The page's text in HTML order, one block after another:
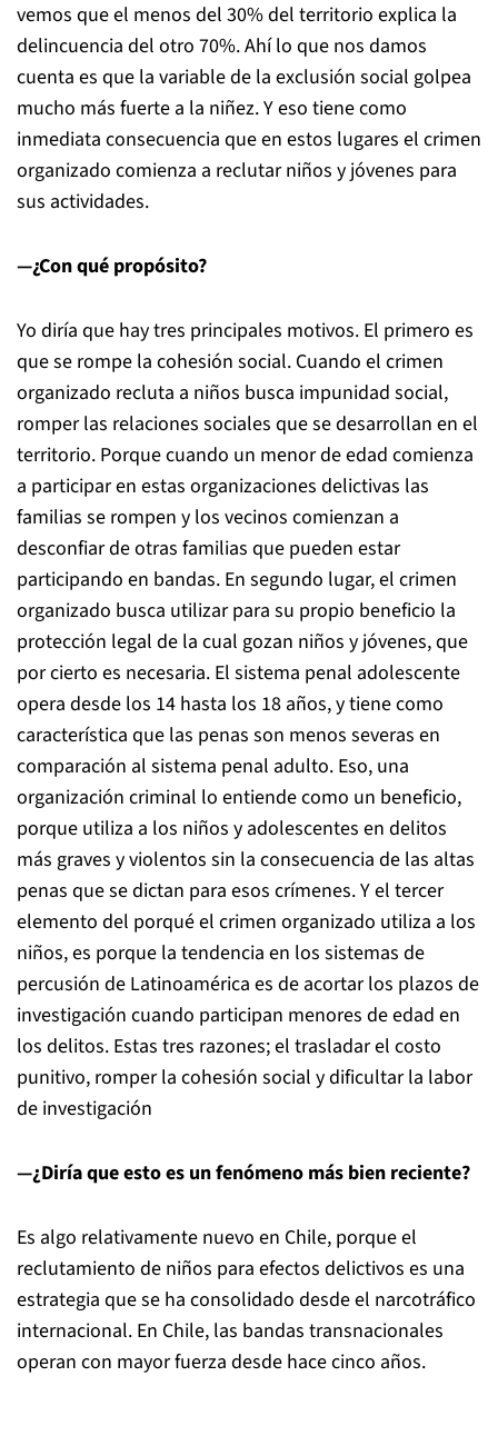
vemos que el menos del 30% del territorio explica la
delincuencia del otro 70%. Ahí lo que nos damos
cuenta es que la variable de la exclusión social golpea
mucho más fuerte a la niñez. Y eso tiene como
inmediata consecuencia que en estos lugares el crimen
organizado comienza a reclutar niños y jóvenes para
sus actividades.
—¿Con qué propósito?
Yo diría que hay tres principales motivos. El primero es
que se rompe la cohesión social. Cuando el crimen
organizado recluta a niños busca impunidad social,
romper las relaciones sociales que se desarrollan en el
territorio. Porque cuando un menor de edad comienza
a participar en estas organizaciones delictivas las
familias se rompen y los vecinos comienzan a
desconfiar de otras familias que pueden estar
participando en bandas. En segundo lugar, el crimen
organizado busca utilizar para su propio beneficio la
protección legal de la cual gozan niños y jóvenes, que
por cierto es necesaria. El sistema penal adolescente
opera desde los 14 hasta los 18 años, y tiene como
característica que las penas son menos severas en
comparación al sistema penal adulto. Eso, una
organización criminal lo entiende como un beneficio,
porque utiliza a los niños y adolescentes en delitos
más graves y violentos sin la consecuencia de las altas
penas que se dictan para esos crímenes. Y el tercer
elemento del porqué el crimen organizado utiliza a los
niños, es porque la tendencia en los sistemas de
percusión de Latinoamérica es de acortar los plazos de
investigación cuando participan menores de edad en
los delitos. Estas tres razones; el trasladar el costo
punitivo, romper la cohesión social y dificultar la labor
de investigación
—¿Diría que esto es un fenómeno más bien reciente?
Es algo relativamente nuevo en Chile, porque el
reclutamiento de niños para efectos delictivos es una
estrategia que se ha consolidado desde el narcotráfico
internacional. En Chile, las bandas transnacionales
operan con mayor fuerza desde hace cinco años.